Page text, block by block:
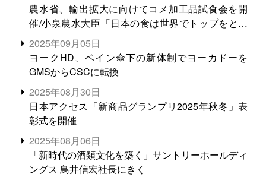
農水省、輸出拡大に向けてコメ加工品試食会を開
催/小泉農水大臣「日本の食は世界でトップをとれ
る。米増産に向けて、米輸出需要の拡大を」
2025年09月05日
ヨークHD、ベイン傘下の新体制でヨーカドーを
GMSからCSCに転換
2025年08月30日
日本アクセス「新商品グランプリ2025年秋冬」表
彰式を開催
2025年08月06日
「新時代の酒類文化を築く」サントリーホールディ
ングス 鳥井信宏社長にきく